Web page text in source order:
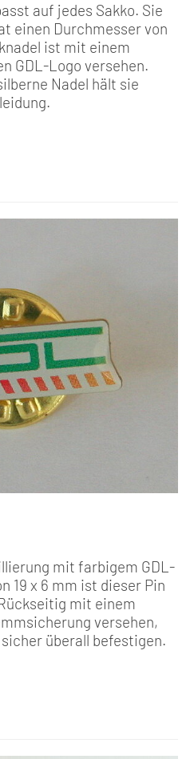
auf jedes Sakko. Sie
einen Durchmesser von
ist mit einem
GDL-Logo versehen.
Nadel hält sie
mit farbigem GDL-
19 x 6 mm ist dieser Pin
mit einem
versehen,
überall befestigen.